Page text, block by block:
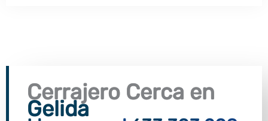
Cerrajero Cerca en
Gelida